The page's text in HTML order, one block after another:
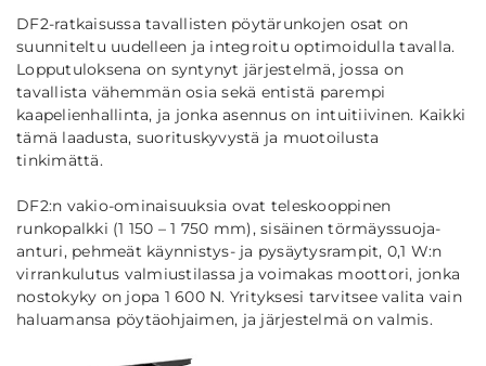
DF2-ratkaisussa tavallisten pöytärunkojen osat on
suunniteltu uudelleen ja integroitu optimoidulla tavalla.
Lopputuloksena on syntynyt järjestelmä, jossa on
tavallista vähemmän osia sekä entistä parempi
kaapelienhallinta, ja jonka asennus on intuitiivinen. Kaikki
tämä laadusta, suorituskyvystä ja muotoilusta
tinkimättä.
DF2:n vakio-ominaisuuksia ovat teleskooppinen
runkopalkki (1 150 – 1 750 mm), sisäinen törmäyssuoja-
anturi, pehmeät käynnistys- ja pysäytysrampit, 0,1 W:n
virrankulutus valmiustilassa ja voimakas moottori, jonka
nostokyky on jopa 1 600 N. Yrityksesi tarvitsee valita vain
haluamansa pöytäohjaimen, ja järjestelmä on valmis.